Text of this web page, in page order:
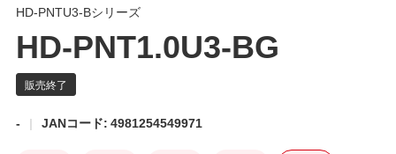
HD-PNTU3-Bシリーズ
HD-PNT1.0U3-BG
- JANコード: 4981254549971